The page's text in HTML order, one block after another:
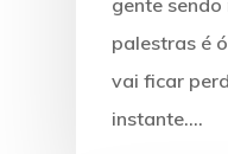
gente
palestras é
vai ficar
instante.…